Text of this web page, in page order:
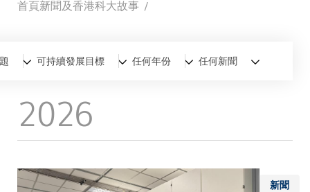
導
航
連
結
首頁新聞及香港科大故事
全部新聞香港科大故事
可持續發展目標 任何年份 任何新聞
2026
新聞